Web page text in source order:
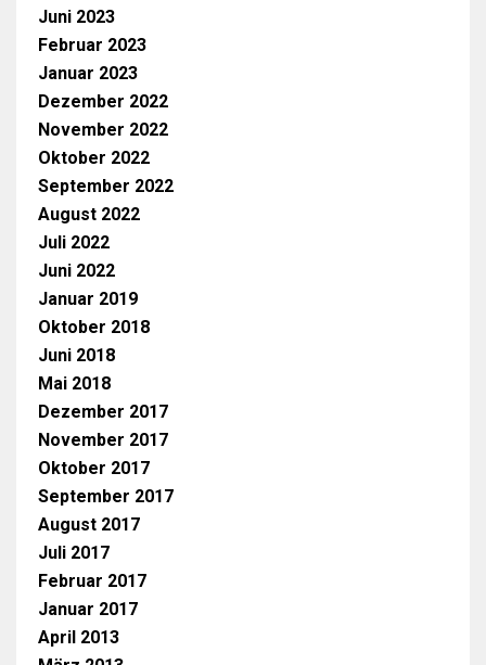
Juni 2023
Februar 2023
Januar 2023
Dezember 2022
November 2022
Oktober 2022
September 2022
August 2022
Juli 2022
Juni 2022
Januar 2019
Oktober 2018
Juni 2018
Mai 2018
Dezember 2017
November 2017
Oktober 2017
September 2017
August 2017
Juli 2017
Februar 2017
Januar 2017
April 2013